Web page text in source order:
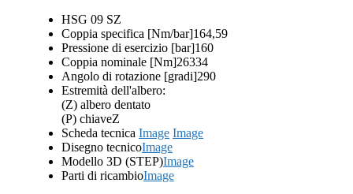
HSG 09 SZ
Coppia specifica [Nm/bar]164,59
Pressione di esercizio [bar]160
Coppia nominale [Nm]26334
Angolo di rotazione [gradi]290
Estremità dell'albero:
(Z) albero dentato
(P) chiaveZ
Scheda tecnica Image Image
Disegno tecnicoImage
Modello 3D (STEP)Image
Parti di ricambioImage